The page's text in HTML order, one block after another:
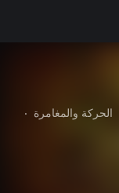
الحركة والمغامرة
•